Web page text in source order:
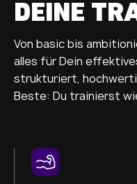
DEINE
Von basic bis
alles für Dein
strukturiert,
Beste: Du trainierst